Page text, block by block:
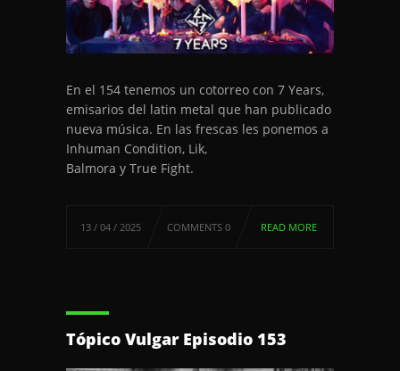
En el 154 tenemos un cotorreo con 7 Years,
emisarios del latin metal que han publicado
nueva música. En las frescas les ponemos a
Inhuman Condition, Lik,
Balmora y True Fight.
13 / 04 / 2025 COMMENTS 0 READ MORE
Tópico Vulgar Episodio 153